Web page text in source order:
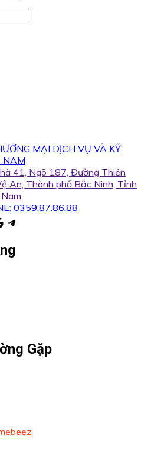
MẠI DỊCH VỤ VÀ KỸ
NAM
41, Ngõ 187, Đường Thiên
An, Thành phố Bắc Ninh, Tỉnh
0359.87.86.88
Telegram
Gặp